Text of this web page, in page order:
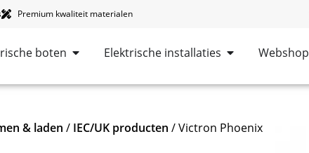
Premium kwaliteit materialen
boten Elektrische installaties Webshop
& laden / IEC/UK producten / Victron Phoenix